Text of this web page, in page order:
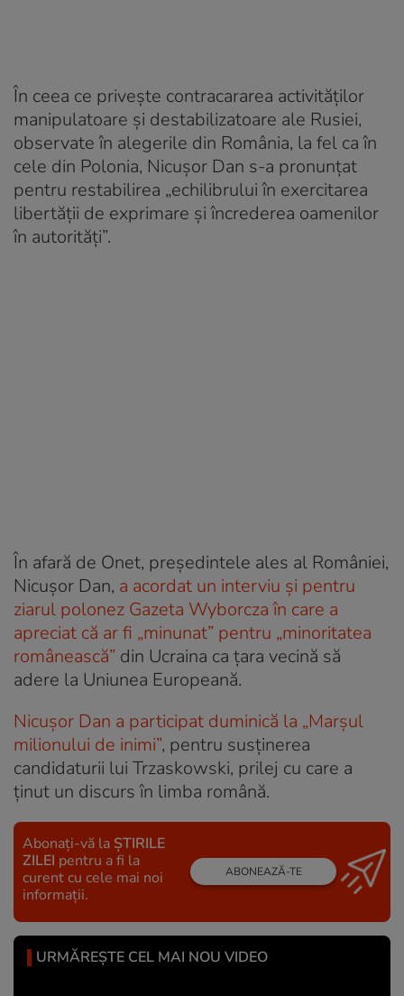
În ceea ce privește contracararea activităților
manipulatoare și destabilizatoare ale Rusiei,
observate în alegerile din România, la fel ca în
cele din Polonia, Nicușor Dan s-a pronunțat
pentru restabilirea „echilibrului în exercitarea
libertății de exprimare și încrederea oamenilor
în autorități”.
În afară de Onet, președintele ales al României,
Nicușor Dan, a acordat un interviu și pentru
ziarul polonez Gazeta Wyborcza în care a
apreciat că ar fi „minunat” pentru „minoritatea
românească” din Ucraina ca țara vecină să
adere la Uniunea Europeană.
Nicușor Dan a participat duminică la „Marșul
milionului de inimi”, pentru susținerea
candidaturii lui Trzaskowski, prilej cu care a
ținut un discurs în limba română.
Abonați-vă la ȘTIRILE
ZILEI pentru a fi la
curent cu cele mai noi
informații.
ABONEAZĂ-TE
URMĂREȘTE CEL MAI NOU VIDEO